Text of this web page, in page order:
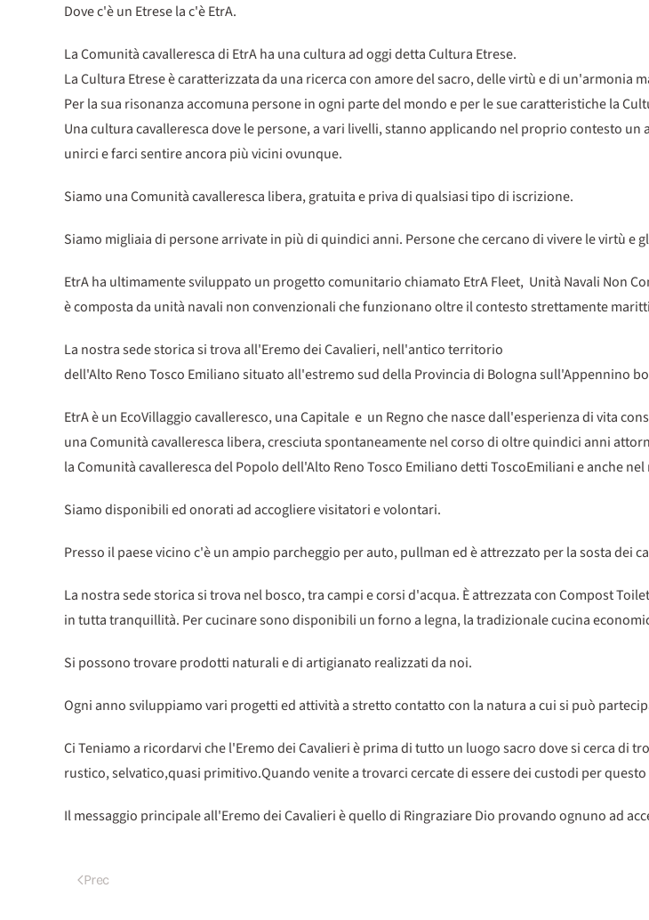
Dove c'è un Etrese la c'è EtrA.
La Comunità cavalleresca di EtrA ha una cultura ad oggi detta Cultura Etrese.
La Cultura Etrese è caratterizzata da una ricerca con amore del sacro, delle virtù e di un'armonia
Per la sua risonanza accomuna persone in ogni parte del mondo e per le sue caratteristiche la
Una cultura cavalleresca dove le persone, a vari livelli, stanno applicando nel proprio contesto
unirci e farci sentire ancora più vicini ovunque.
Siamo una Comunità cavalleresca libera, gratuita e priva di qualsiasi tipo di iscrizione.
Siamo migliaia di persone arrivate in più di quindici anni. Persone che cercano di vivere le virtù e
EtrA ha ultimamente sviluppato un progetto comunitario chiamato EtrA Fleet, Unità Navali Non
è composta da unità navali non convenzionali che funzionano oltre il contesto strettamente
La nostra sede storica si trova all'Eremo dei Cavalieri, nell'antico territorio
dell'Alto Reno Tosco Emiliano situato all'estremo sud della Provincia di Bologna sull'Appennino
EtrA è un EcoVillaggio cavalleresco, una Capitale e un Regno che nasce dall'esperienza di vita
una Comunità cavalleresca libera, cresciuta spontaneamente nel corso di oltre quindici anni
la Comunità cavalleresca del Popolo dell'Alto Reno Tosco Emiliano detti ToscoEmiliani e anche
Siamo disponibili ed onorati ad accogliere visitatori e volontari.
Presso il paese vicino c'è un ampio parcheggio per auto, pullman ed è attrezzato per la sosta dei
La nostra sede storica si trova nel bosco, tra campi e corsi d'acqua. È attrezzata con Compost
in tutta tranquillità. Per cucinare sono disponibili un forno a legna, la tradizionale cucina
Si possono trovare prodotti naturali e di artigianato realizzati da noi.
Ogni anno sviluppiamo vari progetti ed attività a stretto contatto con la natura a cui si può
Ci Teniamo a ricordarvi che l'Eremo dei Cavalieri è prima di tutto un luogo sacro dove si cerca di
rustico, selvatico,quasi primitivo.Quando venite a trovarci cercate di essere dei custodi per
Il messaggio principale all'Eremo dei Cavalieri è quello di Ringraziare Dio provando ognuno ad
Prec